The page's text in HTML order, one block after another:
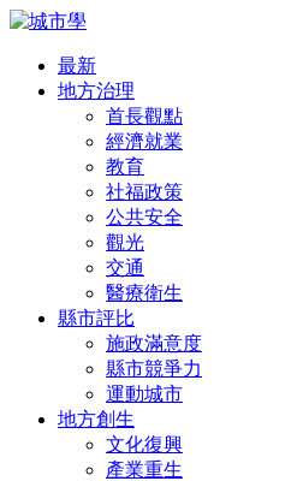
最新
地方治理
首長觀點
經濟就業
教育
社福政策
公共安全
觀光
交通
醫療衛生
縣市評比
施政滿意度
縣市競爭力
運動城市
地方創生
文化復興
產業重生